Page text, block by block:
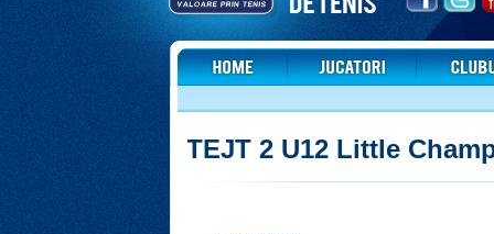
TEJT 2 U12 Little